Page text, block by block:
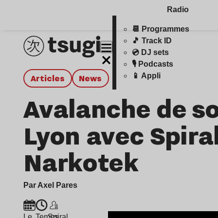
Radio
📆 Programmes
🎵 Track ID
💿 DJ sets
🎙️ Podcasts
📱 Appli
Articles news
Avalanche de
Lyon avec
Narkotek
Par Axel Pares